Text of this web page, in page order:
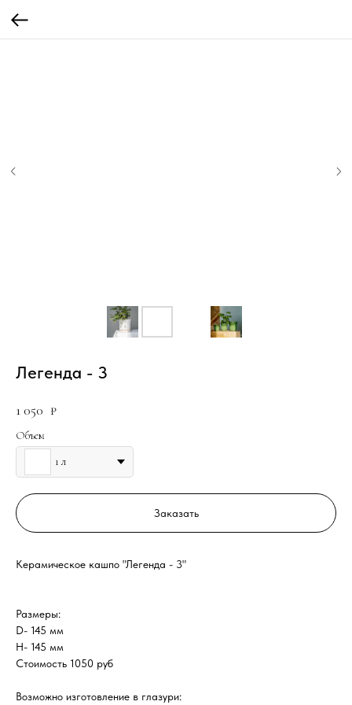
Легенда - 3
1 050 ₽
Объем
1 л
Заказать
Керамическое кашпо "Легенда - 3"
Размеры:
D- 145 мм
H- 145 мм
Стоимость 1050 руб
Возможно изготовление в глазури: